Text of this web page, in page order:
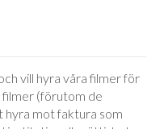
vill hyra våra filmer för
filmer (förutom de
hyra mot faktura som